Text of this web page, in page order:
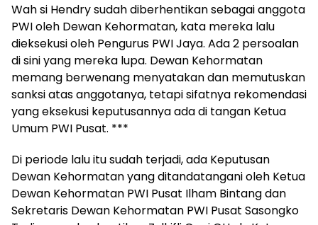
Wah si Hendry sudah diberhentikan sebagai anggota
PWI oleh Dewan Kehormatan, kata mereka lalu
dieksekusi oleh Pengurus PWI Jaya. Ada 2 persoalan
di sini yang mereka lupa. Dewan Kehormatan
memang berwenang menyatakan dan memutuskan
sanksi atas anggotanya, tetapi sifatnya rekomendasi
yang eksekusi keputusannya ada di tangan Ketua
Umum PWI Pusat. ***
Di periode lalu itu sudah terjadi, ada Keputusan
Dewan Kehormatan yang ditandatangani oleh Ketua
Dewan Kehormatan PWI Pusat Ilham Bintang dan
Sekretaris Dewan Kehormatan PWI Pusat Sasongko